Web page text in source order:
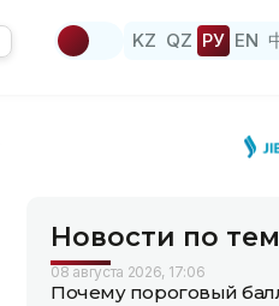
KZ QZ РУ EN
Новости по
08 августа 2026, 17:06
Почему пороговый